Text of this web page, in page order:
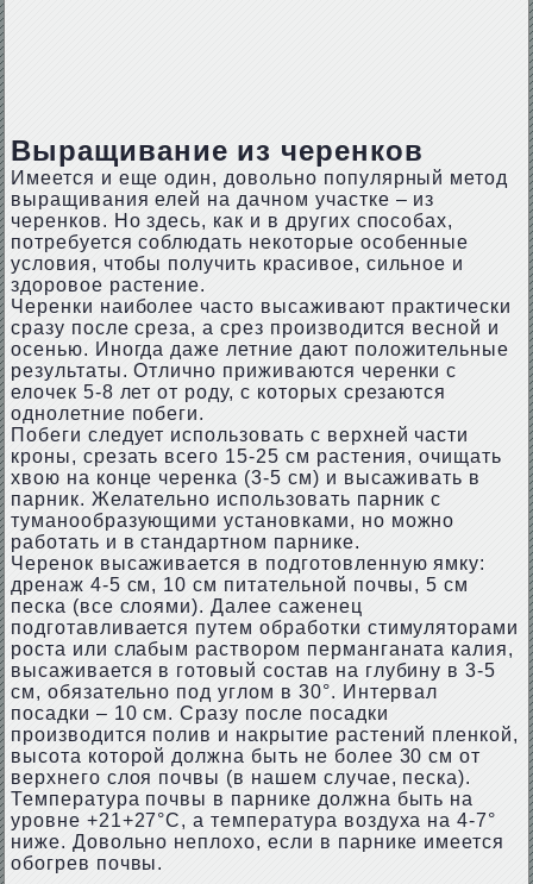
Выращивание из черенков
Имеется и еще один, довольно популярный метод
выращивания елей на дачном участке – из
черенков. Но здесь, как и в других способах,
потребуется соблюдать некоторые особенные
условия, чтобы получить красивое, сильное и
здоровое растение.
Черенки наиболее часто высаживают практически
сразу после среза, а срез производится весной и
осенью. Иногда даже летние дают положительные
результаты. Отлично приживаются черенки с
елочек 5-8 лет от роду, с которых срезаются
однолетние побеги.
Побеги следует использовать с верхней части
кроны, срезать всего 15-25 см растения, очищать
хвою на конце черенка (3-5 см) и высаживать в
парник. Желательно использовать парник с
туманообразующими установками, но можно
работать и в стандартном парнике.
Черенок высаживается в подготовленную ямку:
дренаж 4-5 см, 10 см питательной почвы, 5 см
песка (все слоями). Далее саженец
подготавливается путем обработки стимуляторами
роста или слабым раствором перманганата калия,
высаживается в готовый состав на глубину в 3-5
см, обязательно под углом в 30°. Интервал
посадки – 10 см. Сразу после посадки
производится полив и накрытие растений пленкой,
высота которой должна быть не более 30 см от
верхнего слоя почвы (в нашем случае, песка).
Температура почвы в парнике должна быть на
уровне +21+27°С, а температура воздуха на 4-7°
ниже. Довольно неплохо, если в парнике имеется
обогрев почвы.